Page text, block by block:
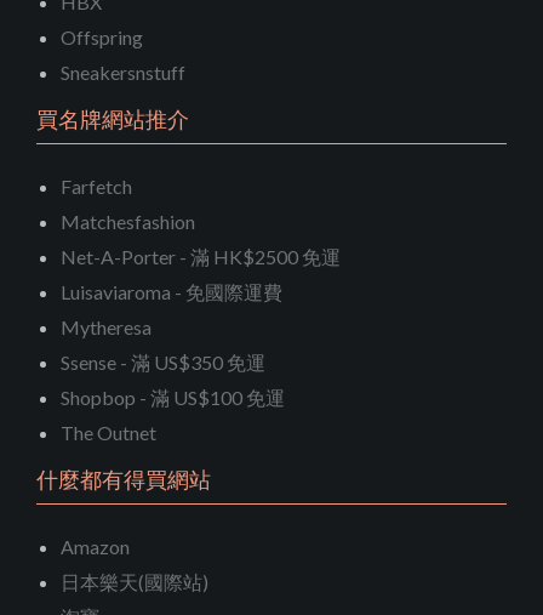
Offspring
Sneakersnstuff
買名牌網站推介
Farfetch
Matchesfashion
Net-A-Porter - 滿 HK$2500 免運
Luisaviaroma - 免國際運費
Mytheresa
Ssense - 滿 US$350 免運
Shopbop - 滿 US$100 免運
The Outnet
什麼都有得買網站
Amazon
日本樂天(國際站)